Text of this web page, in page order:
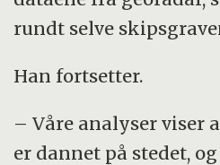
rundt selve
Han fortsetter.
– Våre analyser viser
er dannet på stedet,